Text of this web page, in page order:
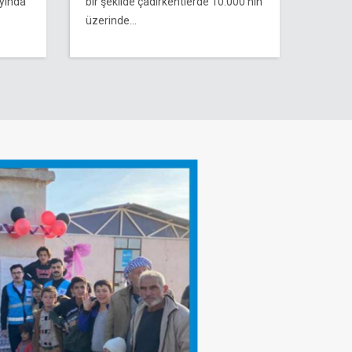
üzerinde...
Un Temini
Un Dağıtımı Yaptık Sadece ekmek
dağıtımıyla kalmayıp, suriye’de
ekonomiye yön verecek kadar